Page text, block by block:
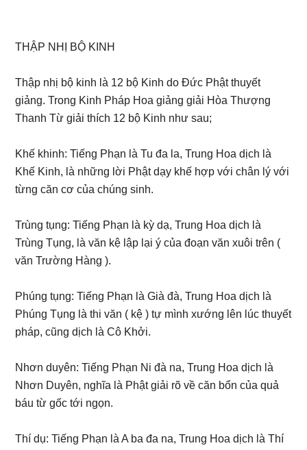
THẬP NHỊ BỘ KINH
Thập nhị bộ kinh là 12 bộ Kinh do Đức Phật thuyết
giảng. Trong Kinh Pháp Hoa giảng giải Hòa Thượng
Thanh Từ giải thích 12 bộ Kinh như sau;
Khế khinh: Tiếng Phạn là Tu đa la, Trung Hoa dịch là
Khế Kinh, là những lời Phật dạy khế hợp với chân lý với
từng căn cơ của chúng sinh.
Trùng tụng: Tiếng Phạn là kỳ dạ, Trung Hoa dịch là
Trùng Tụng, là văn kệ lập lại ý của đoạn văn xuôi trên (
văn Trường Hàng ).
Phúng tụng: Tiếng Phạn là Già đà, Trung Hoa dịch là
Phúng Tụng là thi văn ( kệ ) tự mình xướng lên lúc thuyết
pháp, cũng dịch là Cô Khởi.
Nhơn duyên: Tiếng Phạn Ni đà na, Trung Hoa dịch là
Nhơn Duyên, nghĩa là Phật giải rõ về căn bổn của quả
báu từ gốc tới ngọn.
Thí dụ: Tiếng Phạn là A ba đa na, Trung Hoa dịch là Thí